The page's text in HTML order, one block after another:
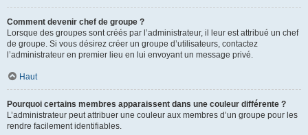
Comment devenir chef de groupe ?
Lorsque des groupes sont créés par l’administrateur, il leur est attribué un chef
de groupe. Si vous désirez créer un groupe d’utilisateurs, contactez
l’administrateur en premier lieu en lui envoyant un message privé.
Haut
Pourquoi certains membres apparaissent dans une couleur différente ?
L’administrateur peut attribuer une couleur aux membres d’un groupe pour les
rendre facilement identifiables.